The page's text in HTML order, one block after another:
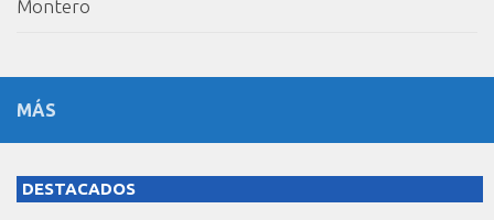
Montero
MÁS
DESTACADOS